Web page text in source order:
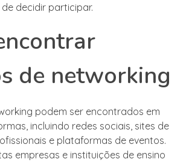
decidir participar.
de networking
podem ser encontrados em
incluindo redes sociais, sites de
e plataformas de eventos.
empresas e instituições de ensino